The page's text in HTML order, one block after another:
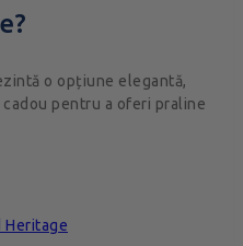
o opțiune elegantă,
pentru a oferi praline
Heritage